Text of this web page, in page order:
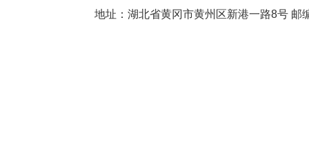
地址：湖北省黄冈市黄州区新港一路8号